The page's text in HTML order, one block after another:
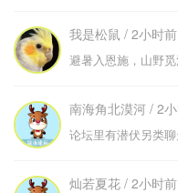
我是松鼠 / 2小时前
避暑入恩施，山野觅
南海角北漠河 / 2
论坛里有潜伏另类
灿若夏花 / 2小时前